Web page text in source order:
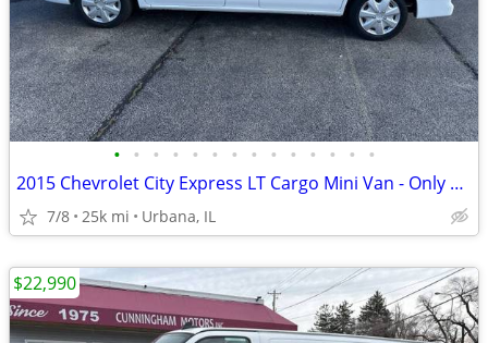
• • • • • • • • • • • • • •
2015 Chevrolet City Express LT Cargo Mini Van - Only 25k Miles!
7/8 25k mi Urbana, IL
$22,990